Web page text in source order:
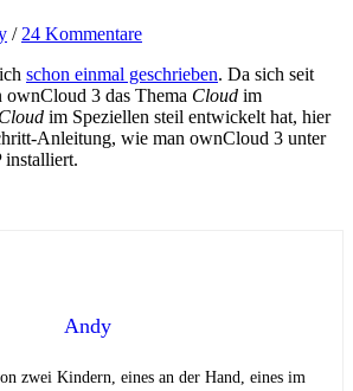
/ 24 Kommentare
schon einmal geschrieben. Da sich seit
ownCloud 3 das Thema Cloud im
im Speziellen steil entwickelt hat, hier
Anleitung, wie man ownCloud 3 unter
Andy
zwei Kindern, eines an der Hand, eines im